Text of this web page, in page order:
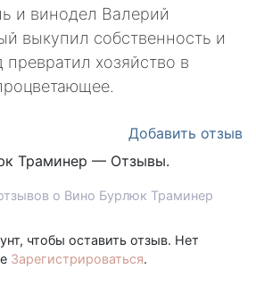
и винодел Валерий
выкупил собственность и
превратил хозяйство в
Добавить отзыв
Траминер — Отзывы.
о Вино Бурлюк Траминер
чтобы оставить отзыв. Нет
Зарегистрироваться.